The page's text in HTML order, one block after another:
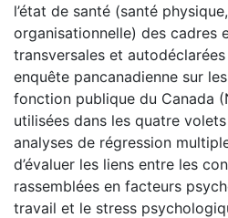
l’état de santé (santé
organisationnelle) des cadres
transversales et autodéclarées
enquête pancanadienne sur
fonction publique du Canada
utilisées dans les quatre volets
analyses de régression
d’évaluer les liens entre les
rassemblées en facteurs
travail et le stress